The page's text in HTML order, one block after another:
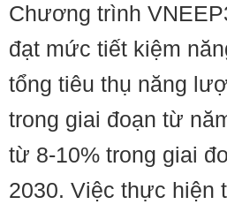
Chương trình
đạt mức tiết kiệm
tổng tiêu thụ năng
trong giai đoạn từ
từ 8-10% trong giai
2030. Việc thực hiện